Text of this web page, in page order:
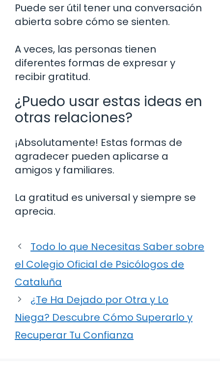
Puede ser útil tener una conversación
abierta sobre cómo se sienten.
A veces, las personas tienen
diferentes formas de expresar y
recibir gratitud.
¿Puedo usar estas ideas en
otras relaciones?
¡Absolutamente! Estas formas de
agradecer pueden aplicarse a
amigos y familiares.
La gratitud es universal y siempre se
aprecia.
Todo lo que Necesitas Saber sobre
el Colegio Oficial de Psicólogos de
Cataluña
¿Te Ha Dejado por Otra y Lo
Niega? Descubre Cómo Superarlo y
Recuperar Tu Confianza